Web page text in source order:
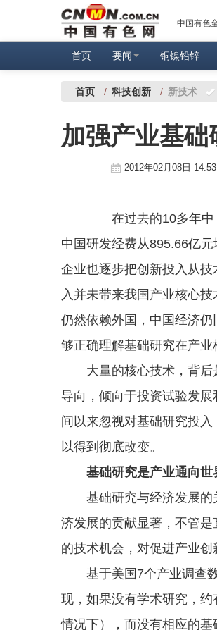
中国有色
首页 要闻 铜镍铅锌
首页 / 科技创新 / 新技术
加强产业基
2012年02月08日 14:53
在过去的10多年中
中国研发经费从895.66亿
企业也逐步把创新投入从
入并未带来我国产业核心
仍然依赖外国，中国经济
够正确理解基础研究在产业
大量的核心技术，背后
导向，倾向于投资试验发
间以来忽视对基础研究投
以得到彻底改变。
基础研究是产业通向世
基础研究与经济发展的
济发展的贡献显著，不管
的技术机会，对促进产业创
基于美国7个产业调查数
现，如果没有学术研究，
情况下），而没有相应的